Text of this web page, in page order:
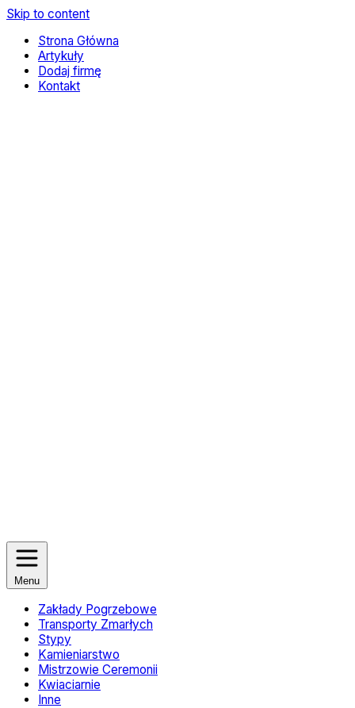
Skip to content
Strona Główna
Artykuły
Dodaj firmę
Kontakt
Menu
Zakłady Pogrzebowe
Transporty Zmarłych
Stypy
Kamieniarstwo
Mistrzowie Ceremonii
Kwiaciarnie
Inne